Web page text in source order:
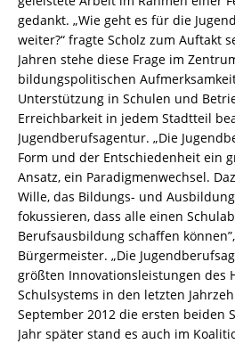
gedankt. „Wie geht es für die
weiter?“ fragte Scholz zum Auftakt
Jahren stehe diese Frage im
bildungspolitischen
Unterstützung in Schulen und
Erreichbarkeit in jedem Stadtteil
Jugendberufsagentur. „Die
Form und der Entschiedenheit ein
Ansatz, ein Paradigmenwechsel.
Wille, das Bildungs- und
fokussieren, dass alle einen
Berufsausbildung schaffen
Bürgermeister. „Die
größten Innovationsleistungen des
Schulsystems in den letzten
September 2012 die ersten beiden
Jahr später stand es auch im